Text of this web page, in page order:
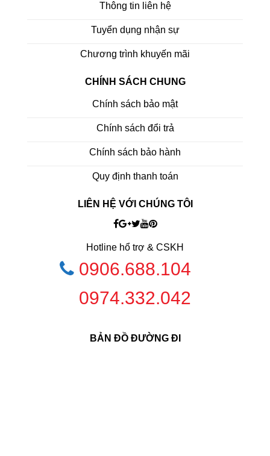
Thông tin liên hệ
Tuyển dụng nhận sự
Chương trình khuyến mãi
CHÍNH SÁCH CHUNG
Chính sách bảo mật
Chính sách đổi trả
Chính sách bảo hành
Quy định thanh toán
LIÊN HỆ VỚI CHÚNG TÔI
Hotline hổ trợ & CSKH
0906.688.104
0974.332.042
BẢN ĐỒ ĐƯỜNG ĐI